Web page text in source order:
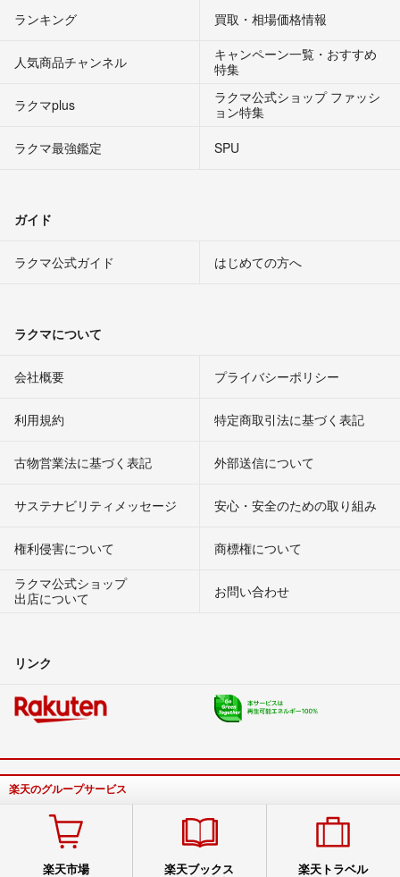
ランキング 買取・相場価格情報
人気商品チャンネル
キャンペーン一覧・おすすめ
特集
ラクマplus
ラクマ公式ショップ ファッシ
ョン特集
ラクマ最強鑑定
SPU
ガイド
ラクマ公式ガイド はじめての方へ
ラクマについて
会社概要 プライバシーポリシー
利用規約 特定商取引法に基づく表記
古物営業法に基づく表記 外部送信について
サステナビリティメッセージ 安心・安全のための取り組み
権利侵害について
商標権について
ラクマ公式ショップ
出店について
お問い合わせ
リンク
楽天のグループサービス
楽天市場 楽天ブックス 楽天トラベル